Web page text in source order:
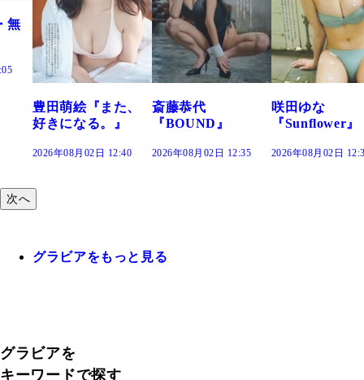
斎藤恭代
『BOUND』
2026年08月02日 12:35
咲田ゆな
『Sunflower』
2026年08月02日 12:30
藤水咲桜『花
だまり』
2026年08月02日
次へ
グラビアをもっと見る
グラビアを
キーワードで探す